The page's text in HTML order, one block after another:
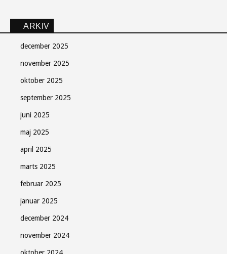
ARKIV
december 2025
november 2025
oktober 2025
september 2025
juni 2025
maj 2025
april 2025
marts 2025
februar 2025
januar 2025
december 2024
november 2024
oktober 2024